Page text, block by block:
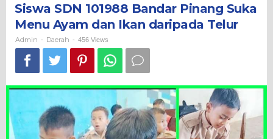
Pinang
Menu
Ayam
dan
Ikan
daripada
Siswa SDN 101988 Bandar Pinang Suka
Menu Ayam dan Ikan daripada Telur
Admin - Daerah - 456 Views